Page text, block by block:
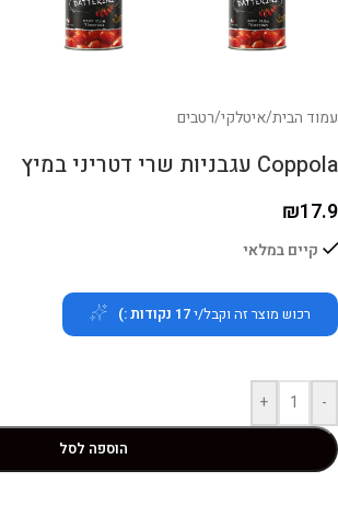
עמוד הבית/איטלקי/רטבים
Coppola עגבניות שרי דטריני במיץ
₪17.9
קיים במלאי
רכוש מוצר זה וקבל/י17 נקודות :)
-
+
הוספה לסל